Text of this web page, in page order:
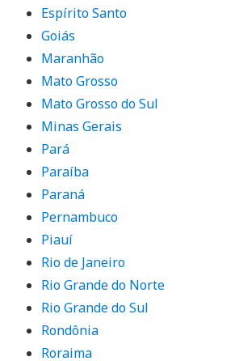
Espírito Santo
Goiás
Maranhão
Mato Grosso
Mato Grosso do Sul
Minas Gerais
Pará
Paraíba
Paraná
Pernambuco
Piauí
Rio de Janeiro
Rio Grande do Norte
Rio Grande do Sul
Rondônia
Roraima